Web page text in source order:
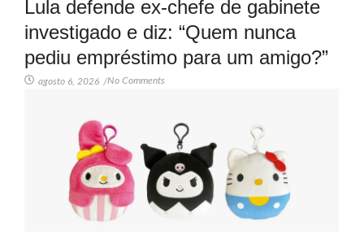
Lula defende ex-chefe de gabinete
investigado e diz: “Quem nunca
pediu empréstimo para um amigo?”
agosto 6, 2026 /No Comments